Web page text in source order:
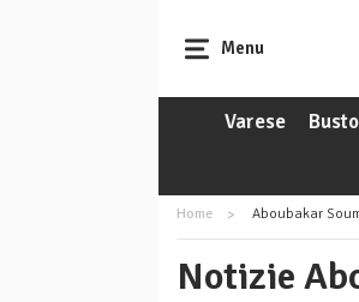
Menu
Varese
Home Aboubakar
Notizie